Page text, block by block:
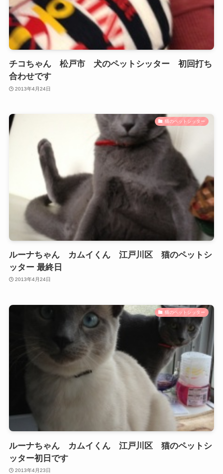
チコちゃん 松戸市 犬のペットシッター 初回打ち
合わせです
2013年4月24日
猫のペットシッター
ルーナちゃん カムイくん 江戸川区 猫のペットシ
ッター 最終日
2013年4月24日
猫のペットシッター
ルーナちゃん カムイくん 江戸川区 猫のペットシ
ッター初日です
2013年4月23日